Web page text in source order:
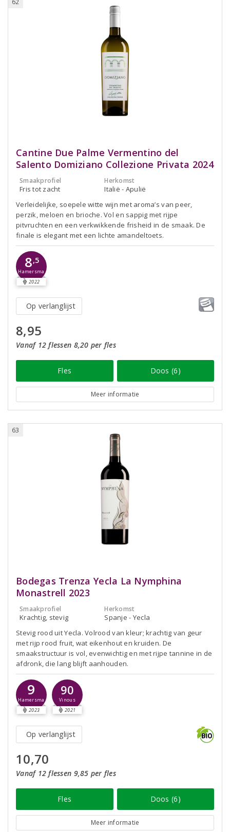
62
Cantine Due Palme Vermentino del
Salento Domiziano Collezione Privata 2024
Smaakprofiel
Fris tot zacht
Herkomst
Italië - Apulië
Verleidelijke, soepele witte wijn met aroma’s van peer,
perzik, meloen en brioche. Vol en sappig met rijpe
pitvruchten en een verkwikkende frisheid in de smaak. De
finale is elegant met een lichte amandeltoets.
8,5
Hamersma
2022
Op verlanglijst
8,95
Vanaf 12 flessen 8,20 per fles
Fles Doos (6)
Meer informatie
63
Bodegas Trenza Yecla La Nymphina
Monastrell 2023
Smaakprofiel
Krachtig, stevig
Herkomst
Spanje - Yecla
Stevig rood uit Yecla. Volrood van kleur; krachtig van geur
met rijp rood fruit, wat eikenhout en kruiden. De
smaakstructuur is vol, evenwichtig en met rijpe tannine in de
afdronk, die lang blijft aanhouden.
9
Hamersma
2023
90
Vinous
2021
Op verlanglijst
10,70
Vanaf 12 flessen 9,85 per fles
Fles Doos (6)
Meer informatie